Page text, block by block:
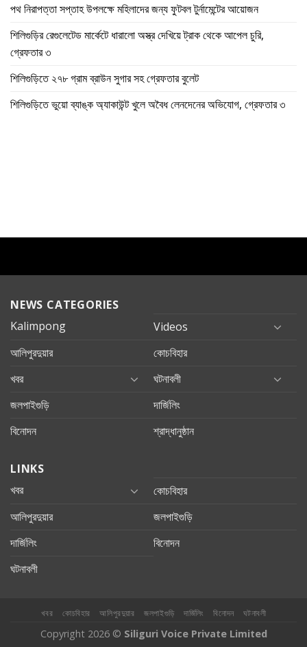
পথ নিরাপত্তা সপ্তাহ উপলক্ষে মহিলাদের জন্য ফুটবল টুর্নামেন্টের আয়োজন
শিলিগুড়ির রেগুলেটেড মার্কেটে ধারালো অস্ত্র দেখিয়ে ট্রাক থেকে আপেল চুরি,
গ্রেফতার ৩
শিলিগুড়িতে ২৭৮ গ্রাম ব্রাউন সুগার সহ গ্রেফতার বুলেট
শিলিগুড়িতে ভুয়ো ব্যাঙ্ক অ্যাকাউন্ট খুলে অবৈধ লেনদেনের অভিযোগ, গ্রেফতার ৩
NEWS CATEGORIES
Kalimpong
Videos
আলিপুরদুয়ার
কোচবিহার
খবর
ঘটনাবলী
জলপাইগুড়ি
দার্জিলিং
বিনোদন
শ্রাদ্ধানুষ্ঠান
LINKS
খবর
কোচবিহার
আলিপুরদুয়ার
জলপাইগুড়ি
দার্জিলিং
বিনোদন
ঘটনাবলী
খবর কোচবিহার আলিপুরদুয়ার জলপাইগুড়ি দার্জিলিং বিনোদন ঘটনাবলী
Copyright 2026 © Siliguri Voice Private Limited